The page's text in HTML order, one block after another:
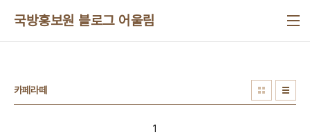
국방홍보원 블로그 어울림
카페라떼
1